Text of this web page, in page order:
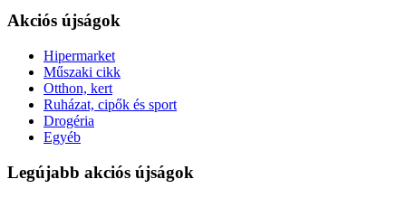
Akciós újságok
Hipermarket
Műszaki cikk
Otthon, kert
Ruházat, cipők és sport
Drogéria
Egyéb
Legújabb akciós újságok